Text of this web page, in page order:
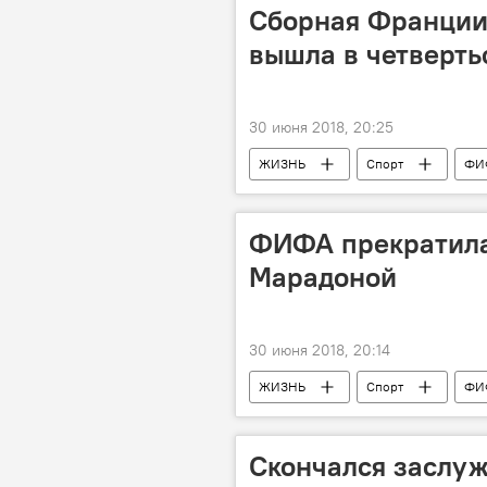
Сборная
вышла в
30 июня 2018, 20:25
ЖИЗНЬ Спорт
Новости мира
Россия
ФИФА
Марадоной
30 июня 2018, 20:14
ЖИЗНЬ Спорт
Новости мира
Россия
Скончался